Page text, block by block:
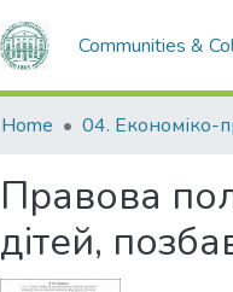
Communities &
Home
Правова
дітей,